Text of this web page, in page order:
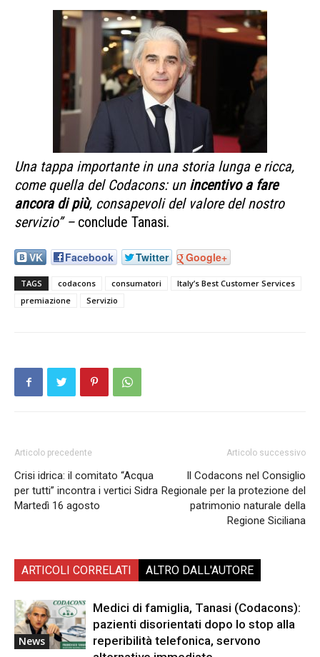
Una tappa importante in una storia lunga e ricca,
come quella del Codacons: un incentivo a fare
ancora di più, consapevoli del valore del nostro
servizio” –conclude Tanasi.
VK Facebook Twitter Google+
TAGS codacons consumatori
Italy’s Best Customer Services
premiazione
Servizio
Articolo precedente
Crisi idrica: il comitato “Acqua
per tutti” incontra i vertici Sidra
Martedì 16 agosto
Articolo successivo
Il Codacons nel Consiglio
Regionale per la protezione del
patrimonio naturale della
Regione Siciliana
ARTICOLI CORRELATI ALTRO DALL'AUTORE
News
Medici di famiglia, Tanasi (Codacons):
pazienti disorientati dopo lo stop alla
reperibilità telefonica, servono